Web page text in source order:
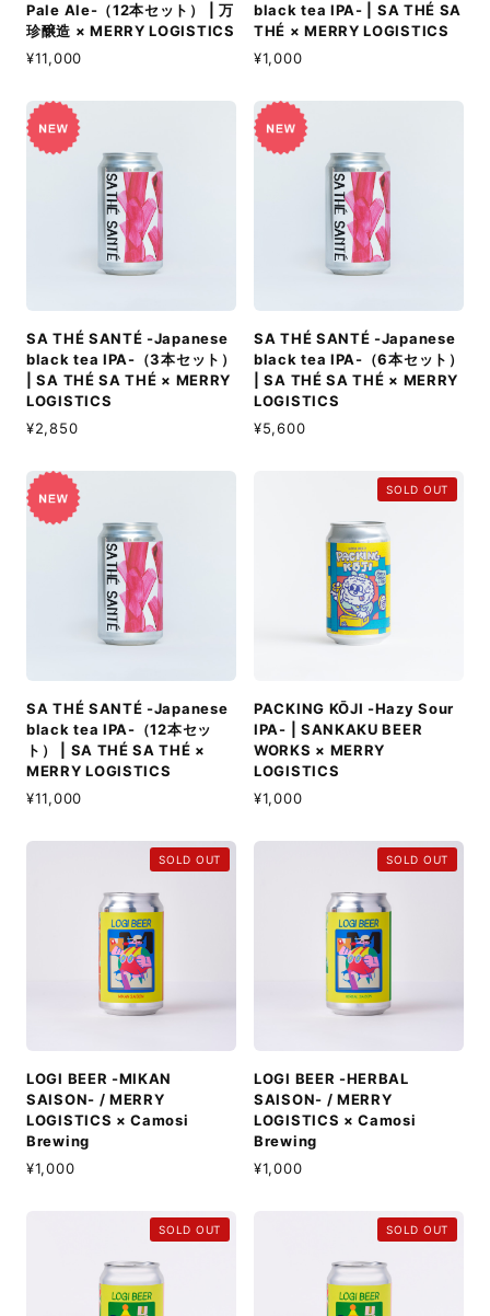
Pale Ale-（12本セット） | 万
珍醸造 × MERRY LOGISTICS
¥11,000
black tea IPA- | SA THÉ SA
THÉ × MERRY LOGISTICS
¥1,000
SA THÉ SANTÉ -Japanese
black tea IPA-（3本セット）
| SA THÉ SA THÉ × MERRY
LOGISTICS
¥2,850
SA THÉ SANTÉ -Japanese
black tea IPA-（6本セット）
| SA THÉ SA THÉ × MERRY
LOGISTICS
¥5,600
SA THÉ SANTÉ -Japanese
black tea IPA-（12本セッ
ト） | SA THÉ SA THÉ ×
MERRY LOGISTICS
¥11,000
SOLD OUT
PACKING KŌJI -Hazy Sour
IPA- | SANKAKU BEER
WORKS × MERRY
LOGISTICS
¥1,000
SOLD OUT
LOGI BEER -MIKAN
SAISON- / MERRY
LOGISTICS × Camosi
Brewing
¥1,000
SOLD OUT
LOGI BEER -HERBAL
SAISON- / MERRY
LOGISTICS × Camosi
Brewing
¥1,000
SOLD OUT SOLD OUT